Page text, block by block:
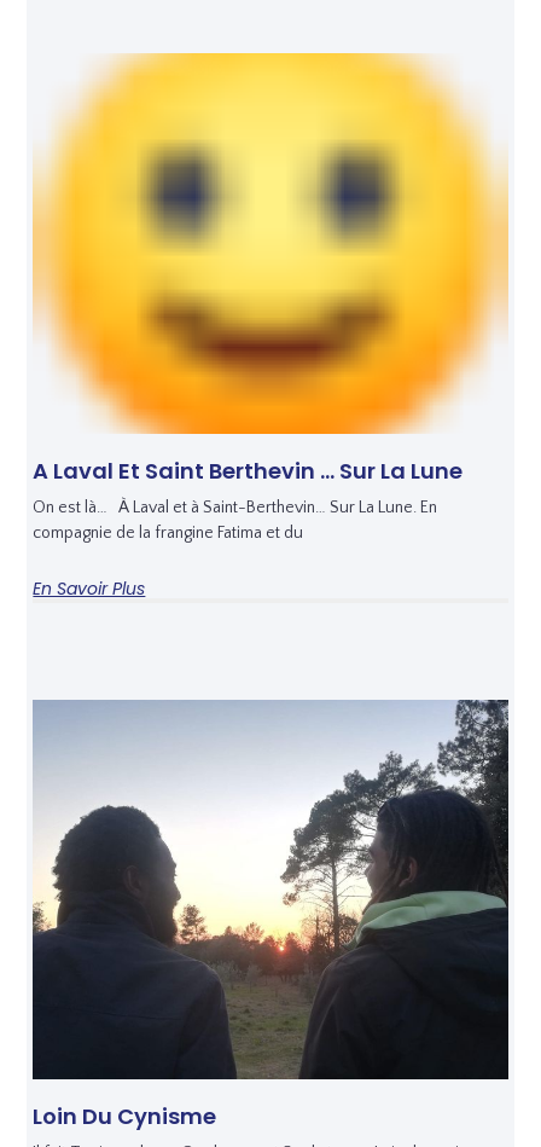
A Laval Et Saint Berthevin … Sur La Lune
On est là… À Laval et à Saint-Berthevin… Sur La Lune. En
compagnie de la frangine Fatima et du
En Savoir Plus
Loin Du Cynisme